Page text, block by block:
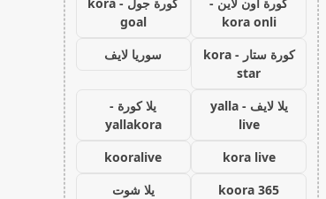
kora onli
goal
كورة ستار - kora
star
سوريا لايف
يلا لايف - yalla
live
يلا كورة -
yallakora
kora live
kooralive
koora 365
يلا شوت